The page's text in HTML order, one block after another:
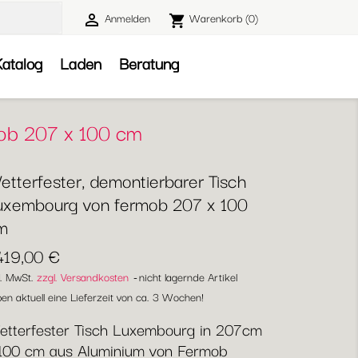
 Anmelden shopping_cart Warenkorb(0)
Laden Beratung
207 x 100 cm
demontierbarer Tisch
von fermob 207 x 100
€
MwSt. zzgl. Versandkosten nicht lagernde Artikel
aktuell eine Lieferzeit von ca. 3 Wochen!
Tisch Luxembourg in 207cm
cm aus Aluminium von Fermob